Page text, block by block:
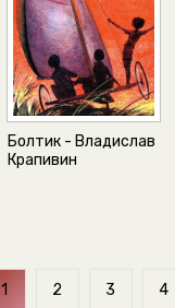
Болтик - Владислав
Крапивин
1 2 3 4